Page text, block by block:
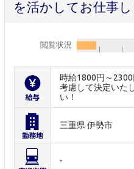
を活かしてお仕事
閲覧状況
時給1800円～
考慮して決定いた
い！
三重県 伊勢市
-